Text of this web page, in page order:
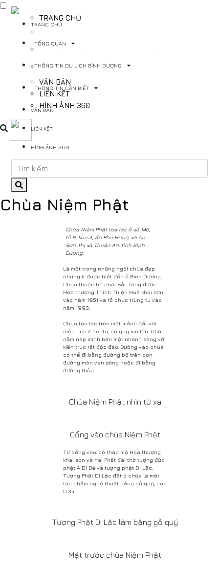
TRANG CHỦ
THÔNG TIN CẦN BIẾT
VĂN BẢN
LIÊN KẾT
HÌNH ẢNH 360
TRANG CHỦ
TỔNG QUAN
THÔNG TIN DU LỊCH BÌNH DƯƠNG
THÔNG TIN CẦN BIẾT
VĂN BẢN
LIÊN KẾT
HÌNH ẢNH 360
Chùa Niệm Phật
Chùa Niệm Phật tọa lạc ở số 146,
tổ 8, khu A, ấp Phú Hưng, xã An
Sơn, thị xã Thuận An, tỉnh Bình
Dương.
Là một trong những ngôi chùa đẹp
nhưng ít được biết đến ở Bình Dương.
Chùa thuộc hệ phái Bắc tông được
Hòa thượng Thích Thiện Huê khai sơn
vào năm 1951 và tổ chức trùng tu vào
năm 1993.
Chùa tọa lạc trên một mảnh đất với
diện tích 2 hecta, có quy mô lớn. Chùa
nằm nép mình bên một nhánh sông với
kiến trúc rất độc đáo. Đường vào chùa
có thể đi bằng đường bộ trên con
đường mòn ven sông hoặc đi bằng
đường thủy.
Chùa Niệm Phật nhìn từ xa
Cổng vào chùa Niệm Phật
Từ cổng vào, có tháp mộ Hòa thượng
khai sơn và hai Phật đài thờ tượng đức
phật A Di Đà và tượng phật Di Lặc.
Tượng Phật Di Lặc đặt ở chùa là một
tác phẩm nghệ thuật bằng gỗ quý, cao
6.3m.
Tượng Phật Di Lặc làm bằng gỗ quý
Mặt trước chùa Niệm Phật